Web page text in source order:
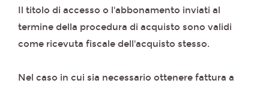
Il titolo di accesso o l'abbonamento inviati al
termine della procedura di acquisto sono validi
come ricevuta fiscale dell'acquisto stesso.
Nel caso in cui sia necessario ottenere fattura a